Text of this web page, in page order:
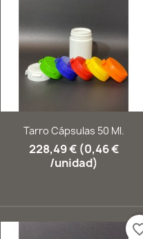
Vista rápida
Tarro Cápsulas 50 Ml.
228,49 € (0,46 €
/unidad)